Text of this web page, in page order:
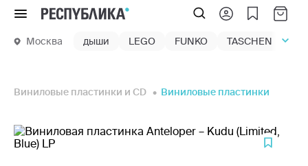
Меню
Москва дыши LEGO FUNKO TASCHEN
Виниловые пластинки и CD Виниловые пластинки